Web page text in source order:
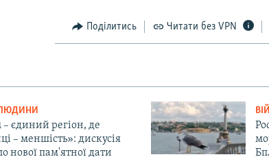
Поділитись Читати без VPN
єдиний регіон, де
– меншість»: дискусія
нової пам'ятної дати